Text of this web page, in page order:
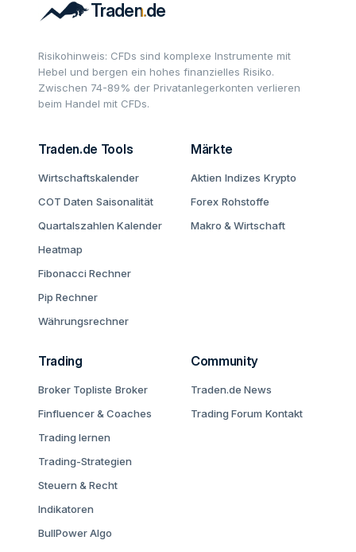
Risikohinweis: CFDs sind komplexe Instrumente mit
Hebel und bergen ein hohes finanzielles Risiko.
Zwischen 74-89% der Privatanlegerkonten verlieren
beim Handel mit CFDs.
Traden.de Tools
Wirtschaftskalender
COT Daten Saisonalität
Quartalszahlen Kalender
Heatmap
Fibonacci Rechner
Pip Rechner
Währungsrechner
Märkte
Aktien Indizes Krypto
Forex Rohstoffe
Makro & Wirtschaft
Trading
Broker Topliste Broker
Finfluencer & Coaches
Trading lernen
Trading-Strategien
Steuern & Recht
Indikatoren
BullPower Algo
Community
Traden.de News
Trading Forum Kontakt